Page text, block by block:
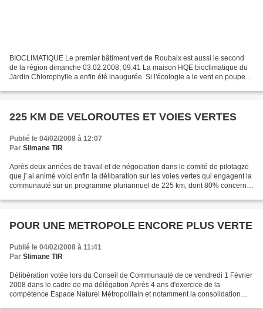
BIOCLIMATIQUE Le premier bâtiment vert de Roubaix est aussi le second
de la région dimanche 03.02.2008, 09:41 La maison HQE bioclimatique du
Jardin Chlorophylle a enfin été inaugurée. Si l'écologie a le vent en poupe
225 KM DE VELOROUTES ET VOIES VERTES
Publié le 04/02/2008 à 12:07
Par Slimane TIR
Après deux années de travail et de négociation dans le comité de pilotagze
que j' ai animé voici enfin la délibaration sur les voies vertes qui engagent la
communauté sur un programme pluriannuel de 225 km, dont 80% concerne
POUR UNE METROPOLE ENCORE PLUS VERTE
Publié le 04/02/2008 à 11:41
Par Slimane TIR
Délibération votée lors du Conseil de Communauté de ce vendredi 1 Février
2008 dans le cadre de ma délégation Après 4 ans d'exercice de la
compétence Espace Naturel Métropolitain et notamment la consolidation